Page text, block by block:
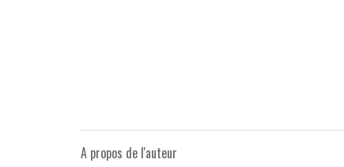
A propos de l'auteur